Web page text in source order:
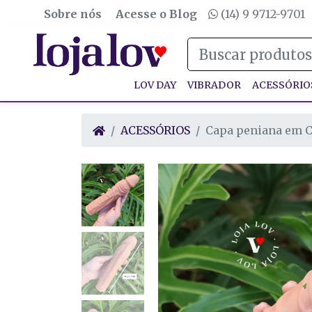
Sobre nós Acesse o Blog (14) 9 9712-9701
LOV DAY VIBRADOR
ACESSÓRIOS Capa peniana em